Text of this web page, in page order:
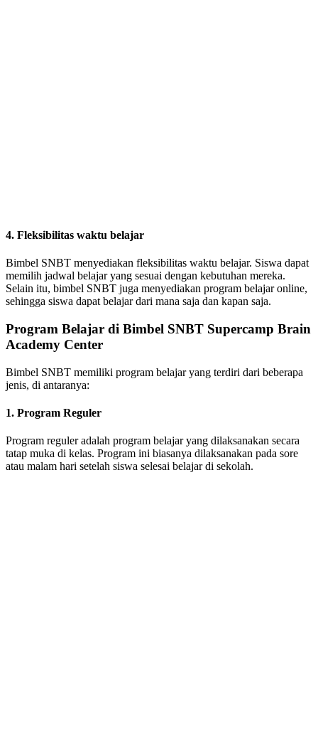
4. Fleksibilitas waktu belajar
Bimbel SNBT menyediakan fleksibilitas waktu belajar. Siswa dapat
memilih jadwal belajar yang sesuai dengan kebutuhan mereka.
Selain itu, bimbel SNBT juga menyediakan program belajar online,
sehingga siswa dapat belajar dari mana saja dan kapan saja.
Program Belajar di Bimbel SNBT Supercamp Brain
Academy Center
Bimbel SNBT memiliki program belajar yang terdiri dari beberapa
jenis, di antaranya:
1. Program Reguler
Program reguler adalah program belajar yang dilaksanakan secara
tatap muka di kelas. Program ini biasanya dilaksanakan pada sore
atau malam hari setelah siswa selesai belajar di sekolah.